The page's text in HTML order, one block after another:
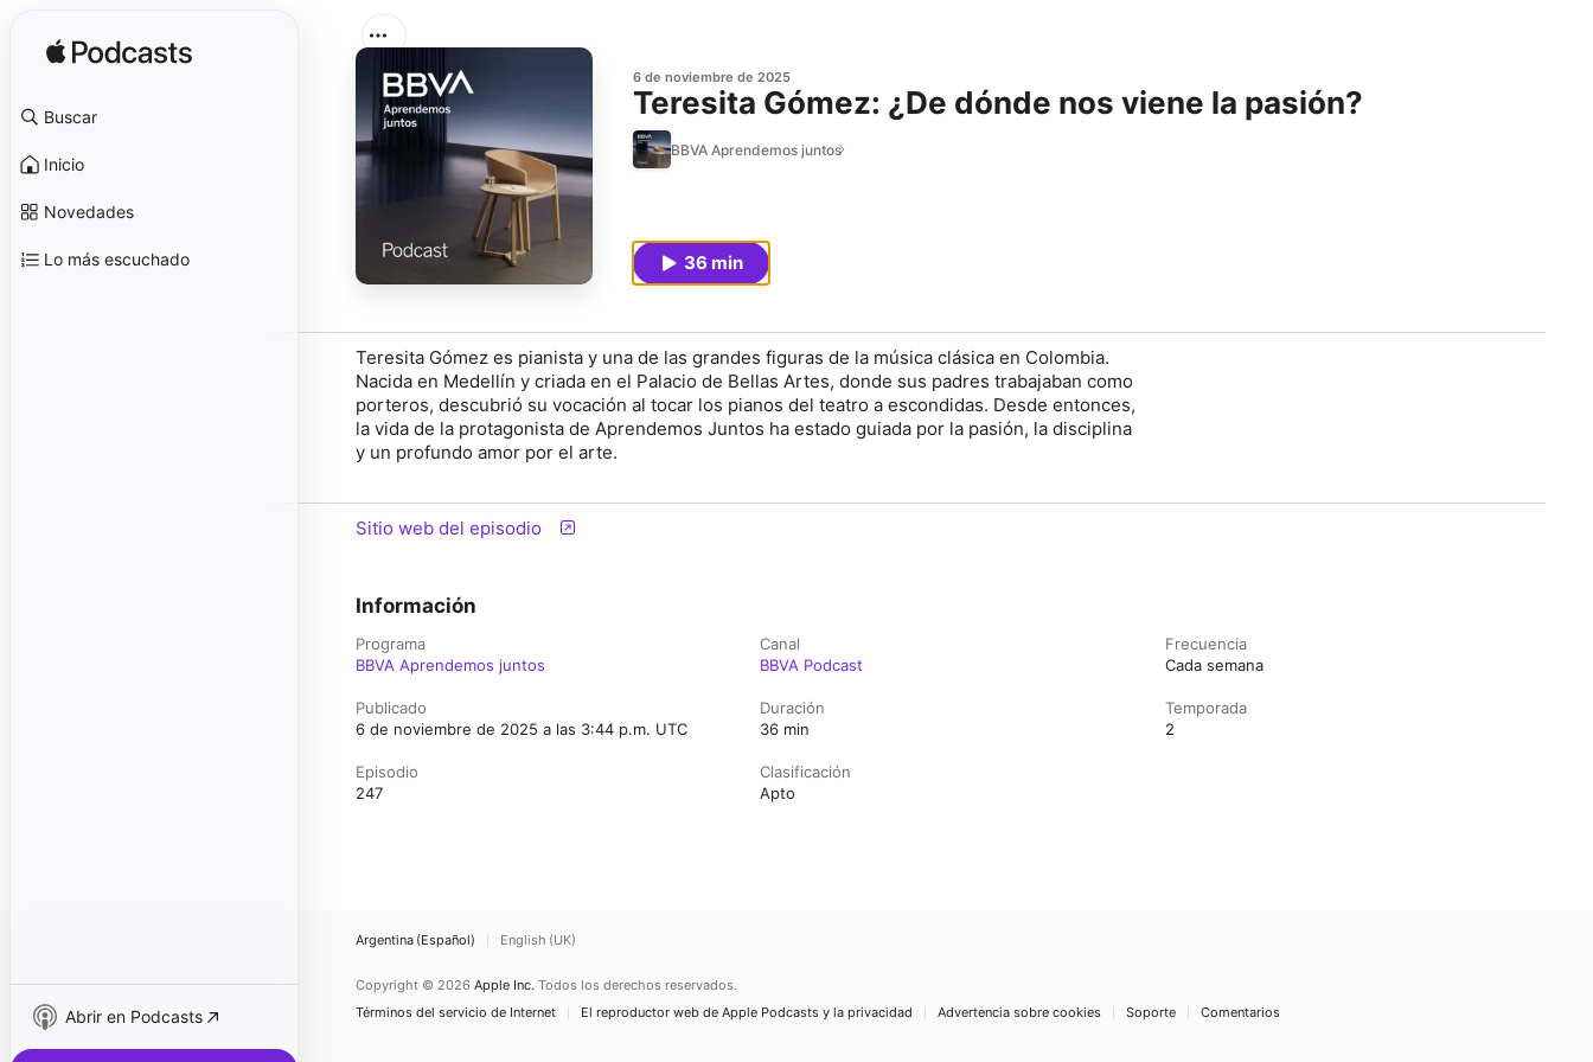
Buscar
Inicio
Novedades
Lo más escuchado
Abrir en Podcasts
6 de noviembre de 2025
Teresita Gómez: ¿De dónde nos viene la pasión?
BBVA Aprendemos juntos
36 min
Teresita Gómez es pianista y una de las grandes figuras de la música clásica en Colombia.
Nacida en Medellín y criada en el Palacio de Bellas Artes, donde sus padres trabajaban como
porteros, descubrió su vocación al tocar los pianos del teatro a escondidas. Desde entonces,
la vida de la protagonista de Aprendemos Juntos ha estado guiada por la pasión, la disciplina
y un profundo amor por el arte.
Sitio web del episodio
Información
Programa
BBVA Aprendemos juntos
Canal
BBVA Podcast
Frecuencia
Cada semana
Publicado
6 de noviembre de 2025 a las 3:44 p.m. UTC
Duración
36 min
Temporada
2
Episodio
247
Clasificación
Apto
Argentina (Español) English (UK)
Copyright © 2026 Apple Inc. Todos los derechos reservados.
Términos del servicio de Internet
El reproductor web de Apple Podcasts y la privacidad Advertencia sobre cookies Soporte Comentarios